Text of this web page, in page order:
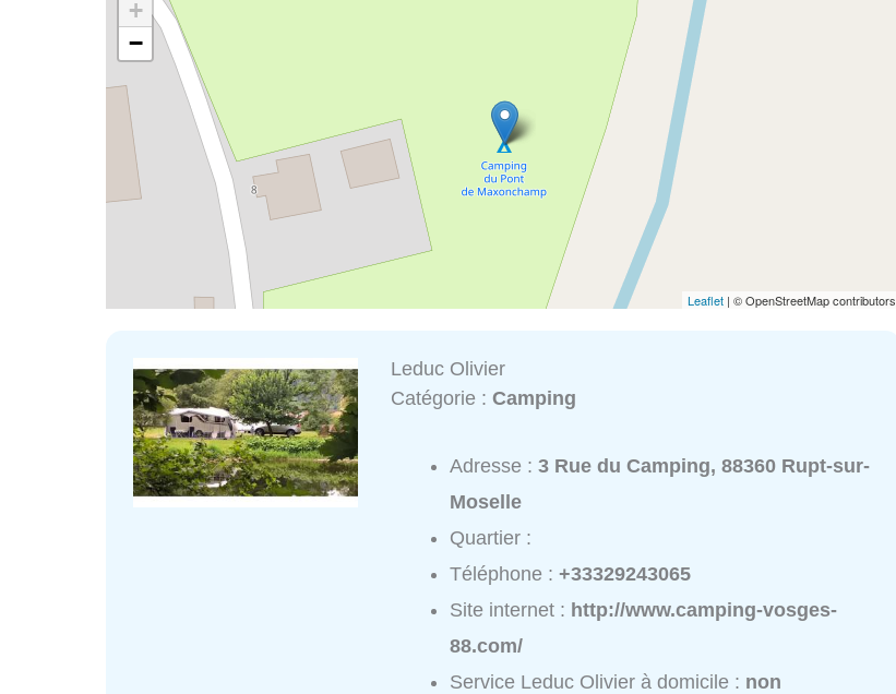
+
−
Leaflet | © OpenStreetMap contributors
Leduc Olivier
Catégorie :Camping
Adresse :3 Rue du Camping, 88360 Rupt-sur-
Moselle
Quartier :
Téléphone :+33329243065
Site internet : http://www.camping-vosges-
88.com/
Service Leduc Olivier à domicile : non